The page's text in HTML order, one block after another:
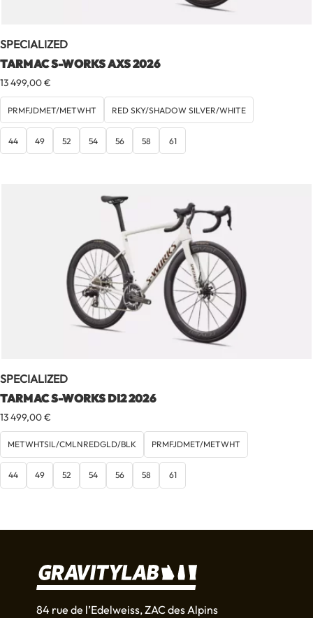
SPECIALIZED
TARMAC S-WORKS AXS 2026
13 499,00€
PRMFJDMET/METWHT RED SKY/SHADOW SILVER/WHITE
44 49 52 54 56 58 61
SPECIALIZED
TARMAC S-WORKS DI2 2026
13 499,00€
METWHTSIL/CMLNREDGLD/BLK PRMFJDMET/METWHT
44 49 52 54 56 58 61
84 rue de l’Edelweiss, ZAC des Alpins